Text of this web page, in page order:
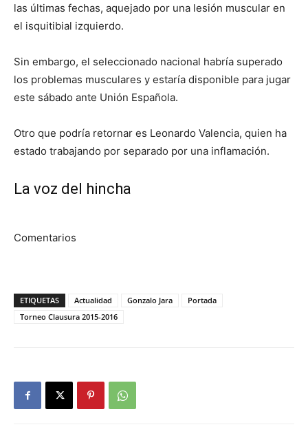
las últimas fechas, aquejado por una lesión muscular en
el isquitibial izquierdo.
Sin embargo, el seleccionado nacional habría superado
los problemas musculares y estaría disponible para jugar
este sábado ante Unión Española.
Otro que podría retornar es Leonardo Valencia, quien ha
estado trabajando por separado por una inflamación.
La voz del hincha
Comentarios
ETIQUETAS Actualidad Gonzalo Jara
Portada
Torneo Clausura 2015-2016